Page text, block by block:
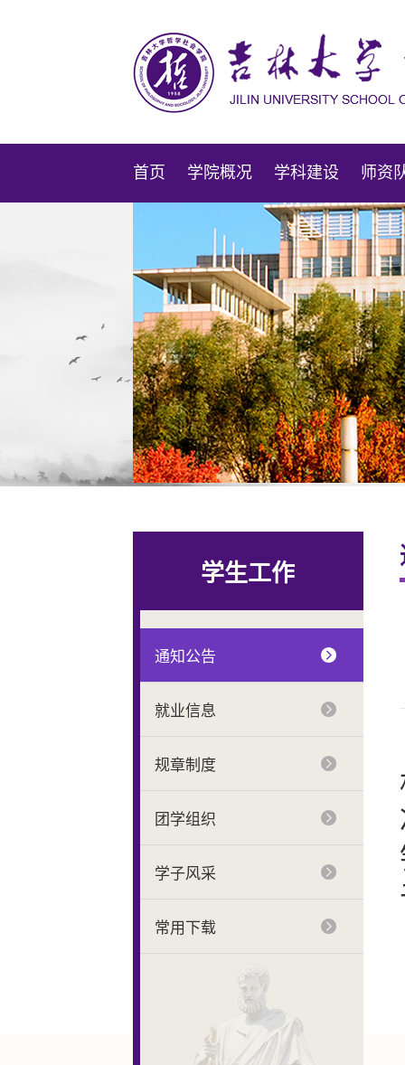
首页 学院概况 学科建设 师资
学生工作
通知公告
就业信息
规章制度
团学组织
学子风采
常用下载